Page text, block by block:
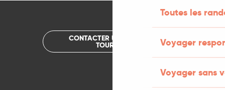
Toutes les
Voyager
Voyager sans
CONTACTER UN OFFICE DE
TOURISME